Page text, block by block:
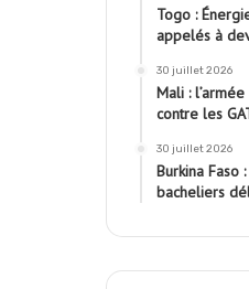
Togo :
appelés à
30 juillet 2026
Mali :
contre les
30 juillet 2026
Burkina Faso
bacheliers